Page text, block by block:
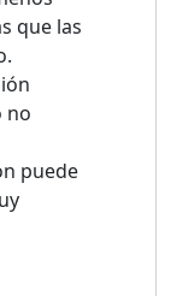
que las
no
puede